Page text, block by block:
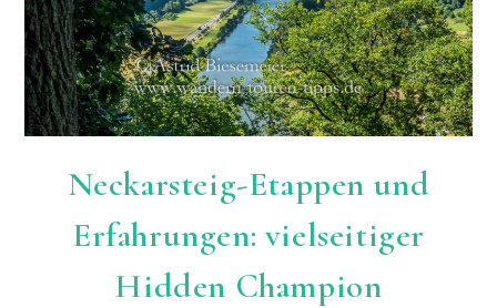
Neckarsteig-Etappen und
Erfahrungen: vielseitiger
Hidden Champion